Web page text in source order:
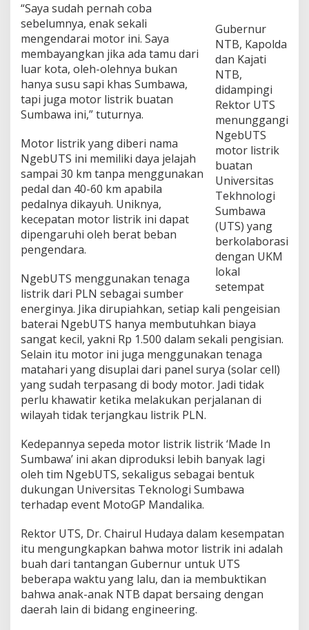
a
'
Gubernur
NTB, Kapolda
dan Kajati
NTB,
didampingi
Rektor UTS
menunggangi
NgebUTS
motor listrik
buatan
Universitas
Tekhnologi
Sumbawa
(UTS) yang
berkolaborasi
dengan UKM
lokal
setempat
“Saya sudah pernah coba
sebelumnya, enak sekali
mengendarai motor ini. Saya
membayangkan jika ada tamu dari
luar kota, oleh-olehnya bukan
hanya susu sapi khas Sumbawa,
tapi juga motor listrik buatan
Sumbawa ini,” tuturnya.
Motor listrik yang diberi nama
NgebUTS ini memiliki daya jelajah
sampai 30 km tanpa menggunakan
pedal dan 40-60 km apabila
pedalnya dikayuh. Uniknya,
kecepatan motor listrik ini dapat
dipengaruhi oleh berat beban
pengendara.
NgebUTS menggunakan tenaga
listrik dari PLN sebagai sumber
energinya. Jika dirupiahkan, setiap kali pengeisian
baterai NgebUTS hanya membutuhkan biaya
sangat kecil, yakni Rp 1.500 dalam sekali pengisian.
Selain itu motor ini juga menggunakan tenaga
matahari yang disuplai dari panel surya (solar cell)
yang sudah terpasang di body motor. Jadi tidak
perlu khawatir ketika melakukan perjalanan di
wilayah tidak terjangkau listrik PLN.
Kedepannya sepeda motor listrik listrik ‘Made In
Sumbawa’ ini akan diproduksi lebih banyak lagi
oleh tim NgebUTS, sekaligus sebagai bentuk
dukungan Universitas Teknologi Sumbawa
terhadap event MotoGP Mandalika.
Rektor UTS, Dr. Chairul Hudaya dalam kesempatan
itu mengungkapkan bahwa motor listrik ini adalah
buah dari tantangan Gubernur untuk UTS
beberapa waktu yang lalu, dan ia membuktikan
bahwa anak-anak NTB dapat bersaing dengan
daerah lain di bidang engineering.